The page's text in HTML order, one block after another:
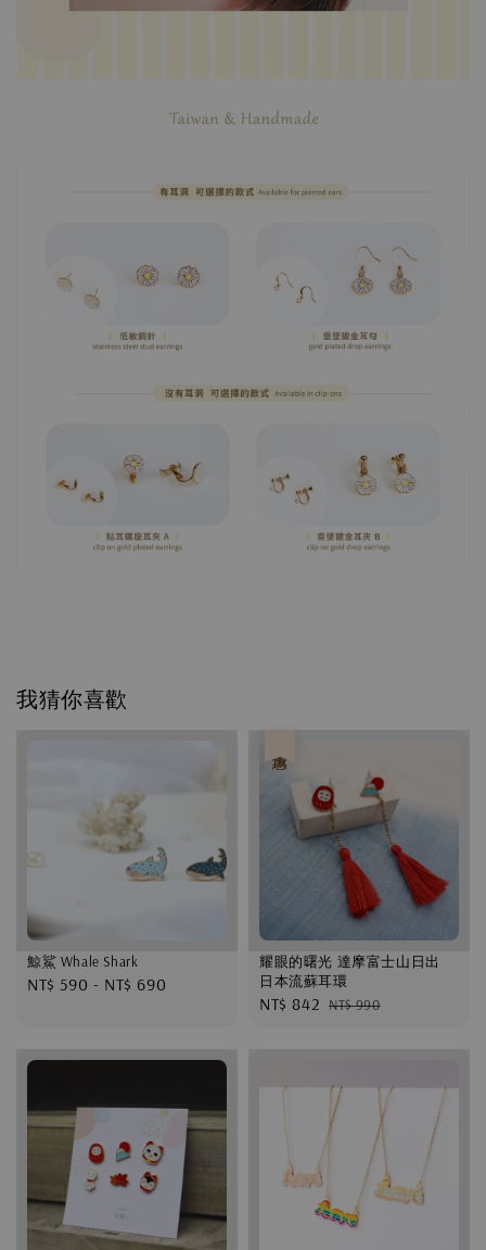
我猜你喜歡
鯨鯊 Whale Shark
Regular
NT$ 590 - NT$ 690
耀眼的曙光 達摩富士山日出
日本流蘇耳環
Sale
NT$ 842 Regular
NT$ 990